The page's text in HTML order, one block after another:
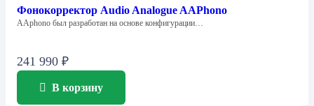
Фонокорректор Audio Analogue AAPhono
AAphono был разработан на основе конфигурации…
241 990 ₽
В корзину